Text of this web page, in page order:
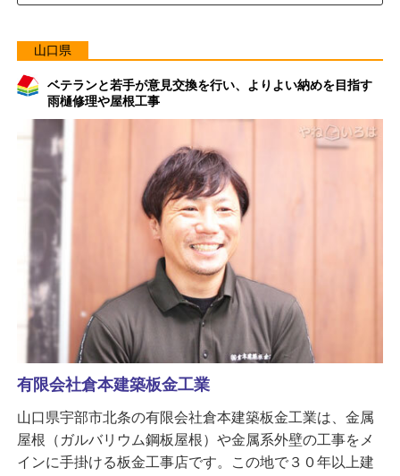
山口県
ベテランと若手が意見交換を行い、よりよい納めを目指す
雨樋修理や屋根工事
有限会社倉本建築板金工業
山口県宇部市北条の有限会社倉本建築板金工業は、金属
屋根（ガルバリウム鋼板屋根）や金属系外壁の工事をメ
インに手掛ける板金工事店です。この地で３０年以上建